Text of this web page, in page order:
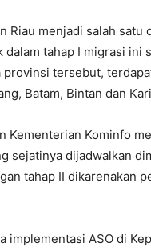
Riau menjadi salah
dalam tahap I migrasi ini
tersebut,
Batam, Bintan dan
Kementerian Kominfo
sejatinya dijadwalkan
tahap II dikarenakan
implementasi ASO di